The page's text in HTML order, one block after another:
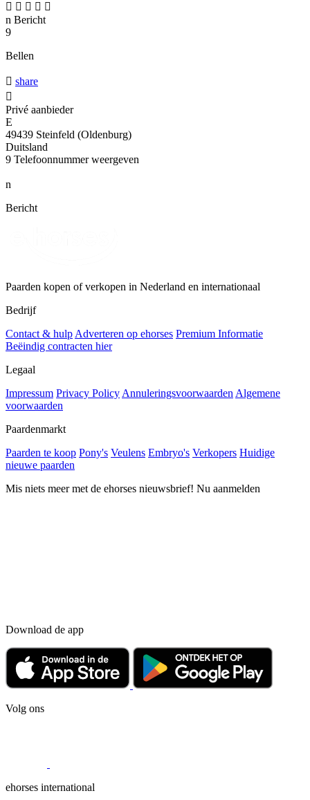
    
n Bericht
9
Bellen
 share

Privé aanbieder
E
49439 Steinfeld (Oldenburg)
Duitsland
9 Telefoonnummer weergeven
n
Bericht
Paarden kopen of verkopen in Nederland en internationaal
Bedrijf
Contact & hulp Adverteren op ehorses Premium Informatie
Beëindig contracten hier
Legaal
Impressum Privacy Policy Annuleringsvoorwaarden Algemene
voorwaarden
Paardenmarkt
Paarden te koop Pony's Veulens Embryo's Verkopers Huidige
nieuwe paarden
Mis niets meer met de ehorses nieuwsbrief! Nu aanmelden
Download de app
Volg ons
ehorses international